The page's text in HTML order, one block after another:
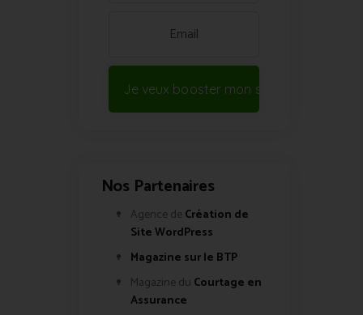
Je veux booster mon site !
Nos Partenaires
Agence de Création de
Site WordPress
Magazine sur le BTP
Magazine du Courtage en
Assurance